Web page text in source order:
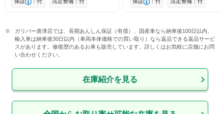
ガリバー唐津店では、長期あんしん保証（有償）、国産車なら納車後100日以内、
輸入車は納車後30日以内（車両本体価格での買い取り）なら返品できる返品サービ
スがあります。修復歴のあるお車も販売しています。詳しくはお気軽に店舗にお問
い合わせください。
在庫紹介を見る